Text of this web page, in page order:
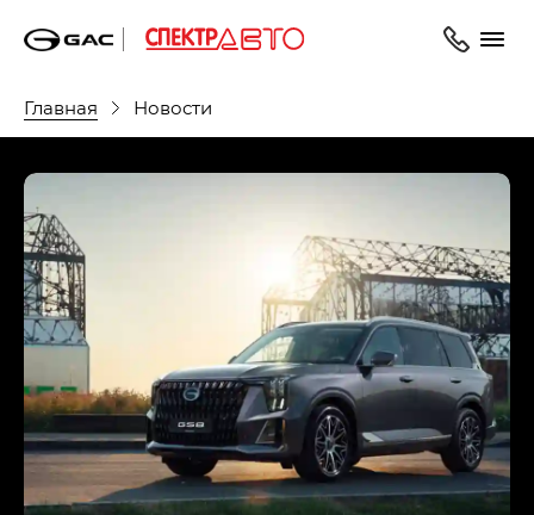
Главная Новости